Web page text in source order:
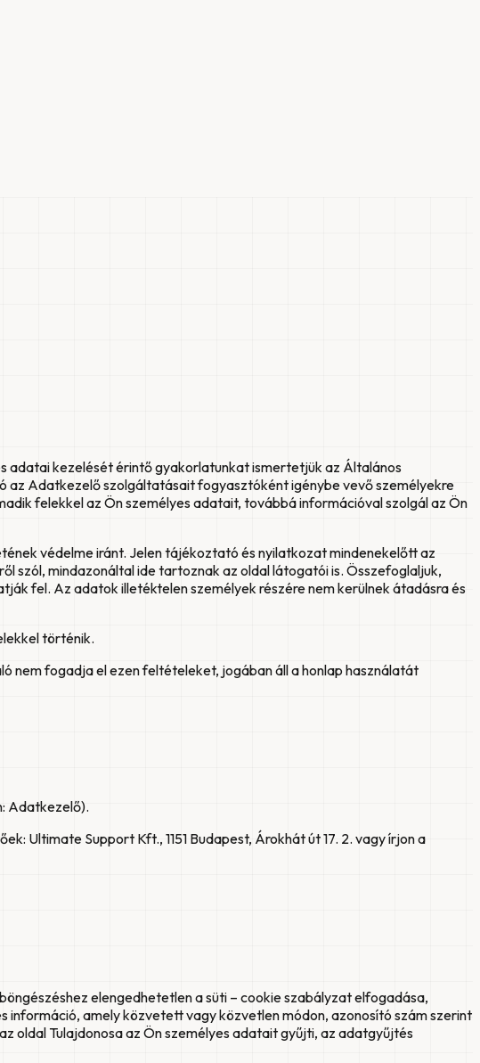
adatai kezelését érintő gyakorlatunkat ismertetjük az Általános
az Adatkezelő szolgáltatásait fogyasztóként igénybe vevő személyekre
felekkel az Ön személyes adatait, továbbá információval szolgál az Ön
védelme iránt. Jelen tájékoztató és nyilatkozat mindenekelőtt az
szól, mindazonáltal ide tartoznak az oldal látogatói is. Összefoglaljuk,
fel. Az adatok illetéktelen személyek részére nem kerülnek átadásra és
történik.
nem fogadja el ezen feltételeket, jogában áll a honlap használatát
Adatkezelő).
Ultimate Support Kft., 1151 Budapest, Árokhát út 17. 2. vagy írjon a
elengedhetetlen a süti – cookie szabályzat elfogadása,
amely közvetett vagy közvetlen módon, azonosító szám szerint
oldal Tulajdonosa az Ön személyes adatait gyűjti, az adatgyűjtés